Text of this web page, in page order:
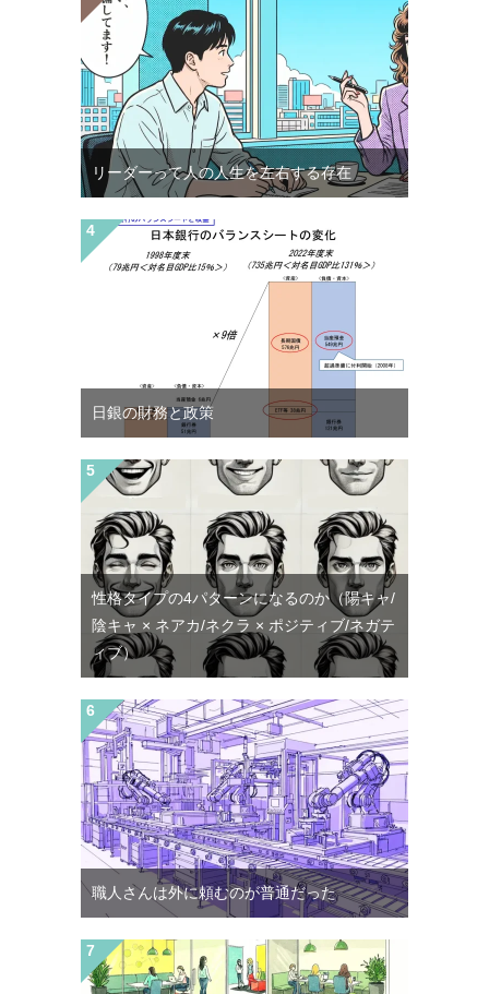
リーダーって人の人生を左右する存在
日銀の財務と政策
性格タイプの4パターンになるのか（陽キャ/
陰キャ × ネアカ/ネクラ × ポジティブ/ネガテ
ィブ）
職人さんは外に頼むのが普通だった